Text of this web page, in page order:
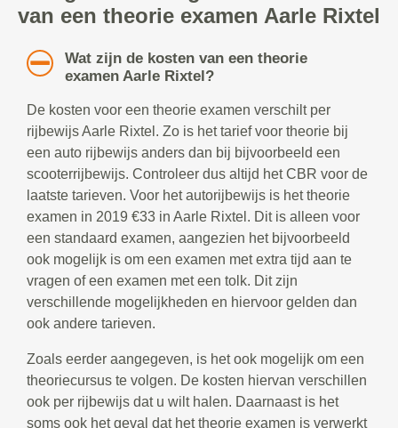
van een theorie examen Aarle Rixtel
Wat zijn de kosten van een theorie
examen Aarle Rixtel?
De kosten voor een theorie examen verschilt per
rijbewijs Aarle Rixtel. Zo is het tarief voor theorie bij
een auto rijbewijs anders dan bij bijvoorbeeld een
scooterrijbewijs. Controleer dus altijd het CBR voor de
laatste tarieven. Voor het autorijbewijs is het theorie
examen in 2019 €33 in Aarle Rixtel. Dit is alleen voor
een standaard examen, aangezien het bijvoorbeeld
ook mogelijk is om een examen met extra tijd aan te
vragen of een examen met een tolk. Dit zijn
verschillende mogelijkheden en hiervoor gelden dan
ook andere tarieven.
Zoals eerder aangegeven, is het ook mogelijk om een
theoriecursus te volgen. De kosten hiervan verschillen
ook per rijbewijs dat u wilt halen. Daarnaast is het
soms ook het geval dat het theorie examen is verwerkt